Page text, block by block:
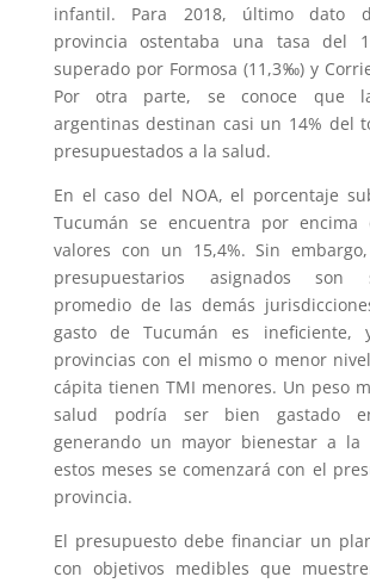
infantil. Para 2018, último dato
provincia ostentaba una tasa
superado por Formosa (11,3‰) y
Por otra parte, se conoce que
argentinas destinan casi un 14% del
presupuestados a la salud.
En el caso del NOA, el porcentaje
Tucumán se encuentra por encima
valores con un 15,4%. Sin
presupuestarios asignados son
promedio de las demás
gasto de Tucumán es ineficiente,
provincias con el mismo o menor
cápita tienen TMI menores. Un peso
salud podría ser bien gastado
generando un mayor bienestar a la
estos meses se comenzará con el
provincia.
El presupuesto debe financiar un
con objetivos medibles que